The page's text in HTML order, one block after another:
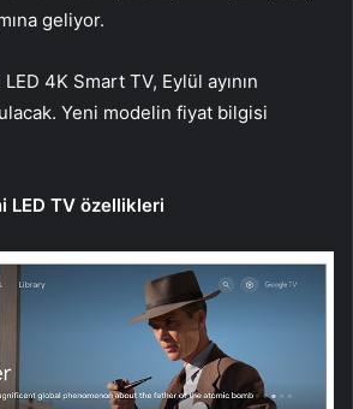
geliyor.
4K Smart TV, Eylül ayının
Yeni modelin fiyat bilgisi
LED TV özellikleri